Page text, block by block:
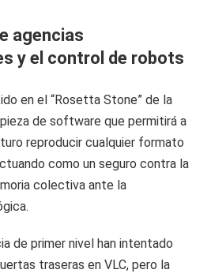
agencias
y el control de robots
en el “Rosetta Stone” de la
de software que permitirá a
reproducir cualquier formato
como un seguro contra la
colectiva ante la
de primer nivel han intentado
traseras en VLC, pero la